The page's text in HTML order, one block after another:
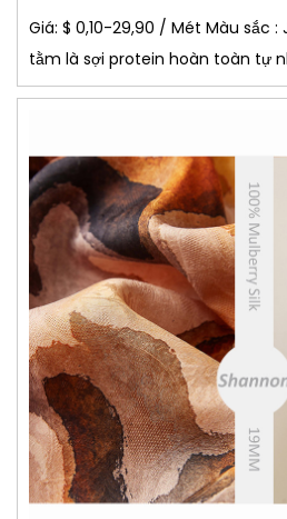
Giá: $ 0,10-29,90 / Mét Màu sắc :
tằm là sợi protein hoàn toàn tự